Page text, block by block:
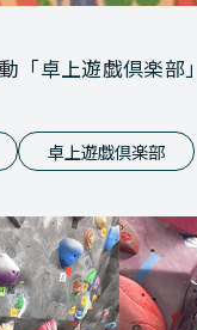
「卓上遊戯倶楽部
卓上遊戯倶楽部